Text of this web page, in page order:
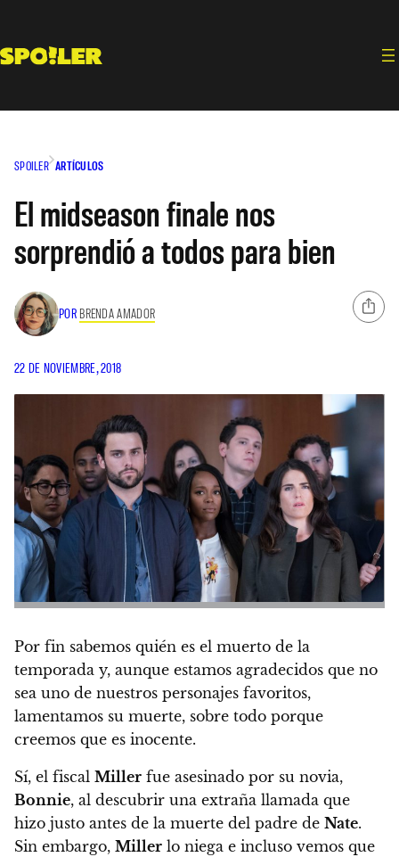
contenido
SPOILER ARTÍCULOS
El midseason finale nos
sorprendió a todos para bien
POR BRENDA AMADOR
22 DE NOVIEMBRE, 2018
Por fin sabemos quién es el muerto de la
temporada y, aunque estamos agradecidos que no
sea uno de nuestros personajes favoritos,
lamentamos su muerte, sobre todo porque
creemos que es inocente.
Sí, el fiscal Miller fue asesinado por su novia,
Bonnie, al descubrir una extraña llamada que
hizo justo antes de la muerte del padre de Nate.
Sin embargo, Miller lo niega e incluso vemos que